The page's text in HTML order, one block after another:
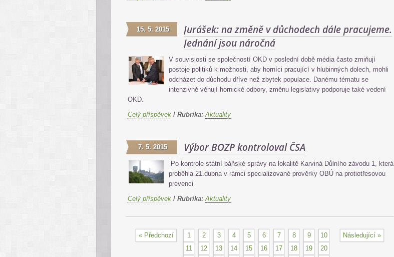
Jurášek: na změně v důchodech dále pracujeme.
Jednání jsou náročná
15. 5. 2015
V souvislosti se společností OKD v poslední době média často zmiňují
postoje politiků k možnosti, aby horníci pracující v hlubinných dolech, mohli
odcházet do důchodu dříve než zbytek populace. Danému tématu se
intenzivně věnují hornické odbory, změnu legislativy podporuje také vedení
OKD.
Celý příspěvek / Rubrika: Aktuality
Výbor BOZP kontroloval ČSA
7. 5. 2015
Po kontrole státní báňské správy na lokalitě Karviná Důlního závodu 1, která
proběhla 21.dubna v rámci specializované prověrky OBÚ na protiotřesovou
prevenci
Celý příspěvek / Rubrika: Aktuality
« Předchozí 1 2 3 4 5 6 7 8 9
10
11
12 13 14 15 16 17 18 19
20
Následující »